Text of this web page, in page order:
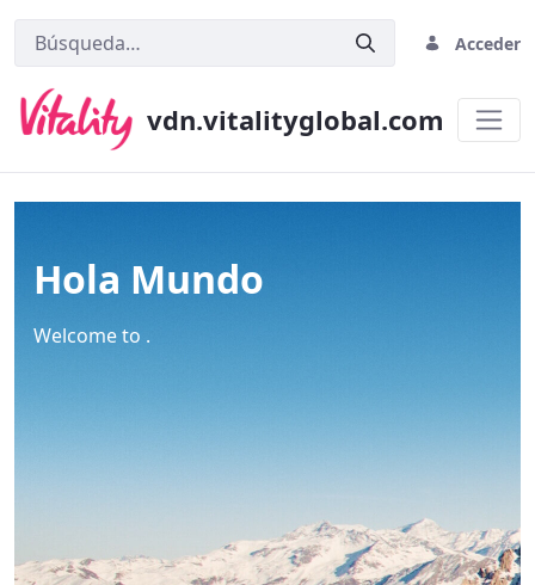
Acceder
vdn.vitalityglobal.com
Hola Mundo
Welcome to .